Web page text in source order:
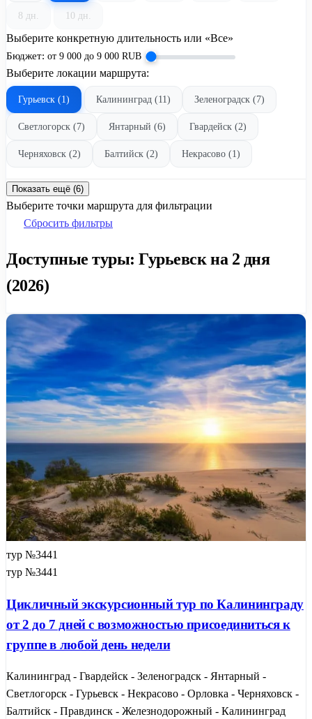
8 дн. 10 дн.
Выберите конкретную длительность или «Все»
Бюджет: от 9 000 до 9 000 RUB
Выберите локации маршрута:
Гурьевск (1) Калининград (11) Зеленоградск (7)
Светлогорск (7) Янтарный (6) Гвардейск (2)
Черняховск (2) Балтийск (2) Некрасово (1)
Показать ещё (6)
Выберите точки маршрута для фильтрации
Сбросить фильтры
Доступные туры: Гурьевск на 2 дня
(2026)
тур №3441
тур №3441
Цикличный экскурсионный тур по Калининграду
от 2 до 7 дней с возможностью присоединиться к
группе в любой день недели
Калининград - Гвардейск - Зеленоградск - Янтарный -
Светлогорск - Гурьевск - Некрасово - Орловка - Черняховск -
Балтийск - Правдинск - Железнодорожный - Калининград